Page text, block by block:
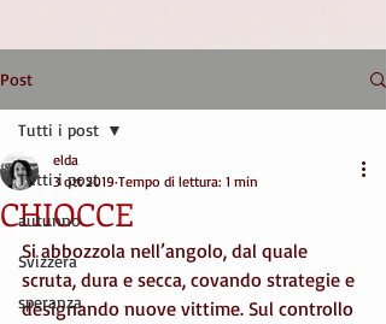
Post
Tutti i post
autunno
Svizzera
speranza
Tutti i post
CHIOCCE
elda
3 ott 2019 Tempo di lettura: 1 min
Si abbozzola nell’angolo, dal quale
scruta, dura e secca, covando strategie e
designando nuove vittime. Sul controllo